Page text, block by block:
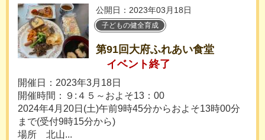
公開日：2023年03月18日
子どもの健全育成
第91回大府ふれあい食堂
イベント終了
開催日：2023年3月18日
開催時間：９:４５～およそ13：00
2024年4月20日(土)午前9時45分からおよそ13時00分
まで(受付9時15分から)
場所 北山...